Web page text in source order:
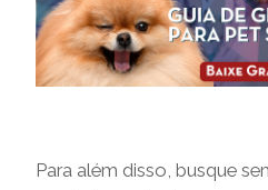
Para além disso, busque